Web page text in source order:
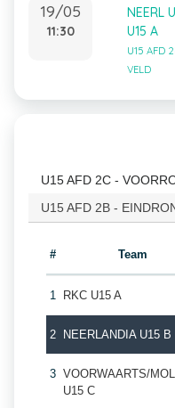
19/05
11:30
NEERL
U15 A
U15 AFD
VELD
U15 AFD 2C -
U15 AFD 2B -
# Team
1 RKC U15 A
2 NEERLANDIA U15 B
3 VOORWAARTS/
U15 C